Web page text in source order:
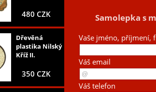
Samolepka s
Vaše jméno, příjmení,
Váš email
Váš telefon
480 CZK
Dřevěná
plastika Nilský
Kříž II.
350 CZK